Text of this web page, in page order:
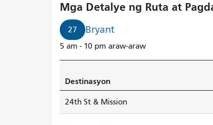
Mga Detalye ng Ruta at
27 Bryant
5 am - 10 pm araw-araw
Destinasyon
24th St & Mission